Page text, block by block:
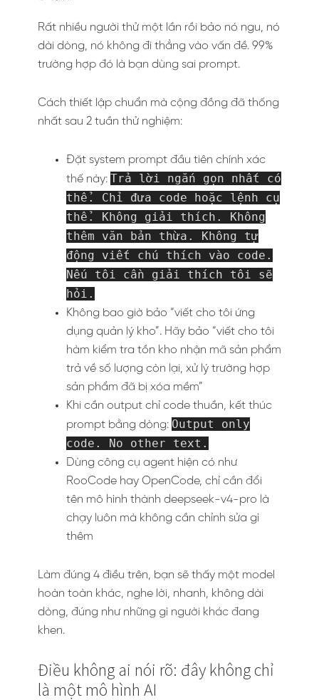
Rất nhiều người thử một lần rồi bảo nó ngu, nó
dài dòng, nó không đi thẳng vào vấn đề. 99%
trường hợp đó là bạn dùng sai prompt.
Cách thiết lập chuẩn mà cộng đồng đã thống
nhất sau 2 tuần thử nghiệm:
Đặt system prompt đầu tiên chính xác
thế này: Trả lời ngắn gọn nhất có
thể. Chỉ đưa code hoặc lệnh cụ
thể. Không giải thích. Không
thêm văn bản thừa. Không tự
động viết chú thích vào code.
Nếu tôi cần giải thích tôi sẽ
hỏi.
Không bao giờ bảo “viết cho tôi ứng
dụng quản lý kho”. Hãy bảo “viết cho tôi
hàm kiểm tra tồn kho nhận mã sản phẩm
trả về số lượng còn lại, xử lý trường hợp
sản phẩm đã bị xóa mềm”
Khi cần output chỉ code thuần, kết thúc
prompt bằng dòng: Output only
code. No other text.
Dùng công cụ agent hiện có như
RooCode hay OpenCode, chỉ cần đổi
tên mô hình thành deepseek-v4-pro là
chạy luôn mà không cần chỉnh sửa gì
thêm
Làm đúng 4 điều trên, bạn sẽ thấy một model
hoàn toàn khác, nghe lời, nhanh, không dài
dòng, đúng như những gì người khác đang
khen.
Điều không ai nói rõ: đây không chỉ
là một mô hình AI